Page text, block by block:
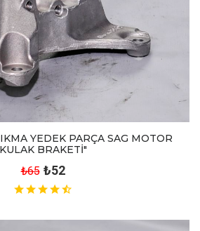
YEDEK PARÇA SAG MOTOR
KULAK BRAKETİ"
₺65 ₺52